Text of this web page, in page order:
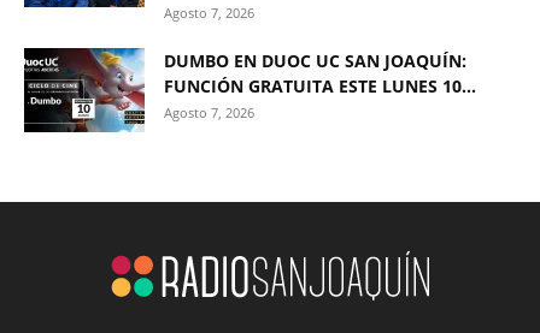
Agosto 7, 2026
DUMBO EN DUOC UC SAN JOAQUÍN:
FUNCIÓN GRATUITA ESTE LUNES 10...
Agosto 7, 2026